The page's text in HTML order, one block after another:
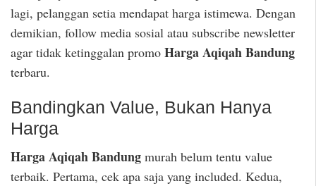
lagi, pelanggan setia mendapat harga istimewa. Dengan
demikian, follow media sosial atau subscribe newsletter
agar tidak ketinggalan promo Harga Aqiqah Bandung
terbaru.
Bandingkan Value, Bukan Hanya
Harga
Harga Aqiqah Bandung murah belum tentu value
terbaik. Pertama, cek apa saja yang included. Kedua,